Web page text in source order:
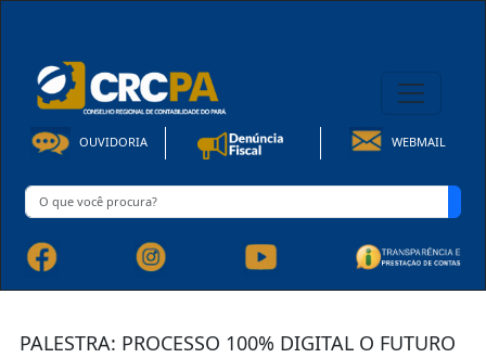
OUVIDORIA WEBMAIL
PALESTRA: PROCESSO 100% DIGITAL O FUTURO